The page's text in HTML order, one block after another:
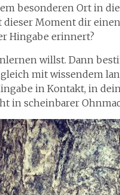
besonderen Ort in
Moment dir
Hingabe erinnert?
willst. Dann
mit wissendem
in Kontakt, in
in scheinbarer